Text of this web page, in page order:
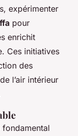
expérimenter
pour
enrichit
Ces initiatives
des
l’air intérieur
fondamental